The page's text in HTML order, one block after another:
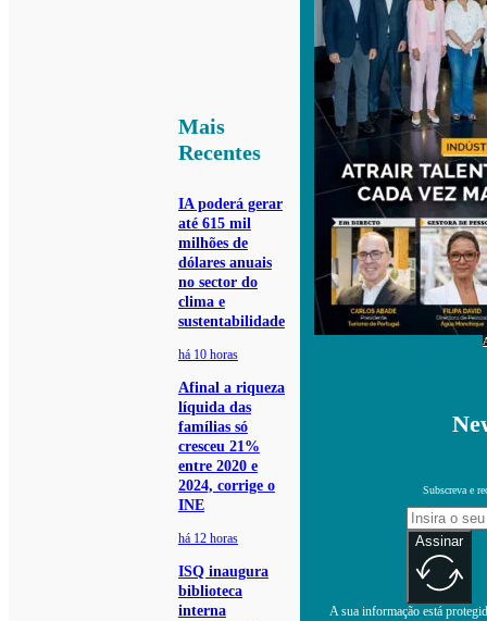
Mais
Recentes
IA poderá gerar
até 615 mil
milhões de
dólares anuais
no sector do
clima e
sustentabilidade
há 10 horas
Afinal a riqueza
líquida das
famílias só
cresceu 21%
entre 2020 e
2024, corrige o
INE
há 12 horas
ISQ inaugura
biblioteca
interna
Subscreva e
Assinar
A sua informação está